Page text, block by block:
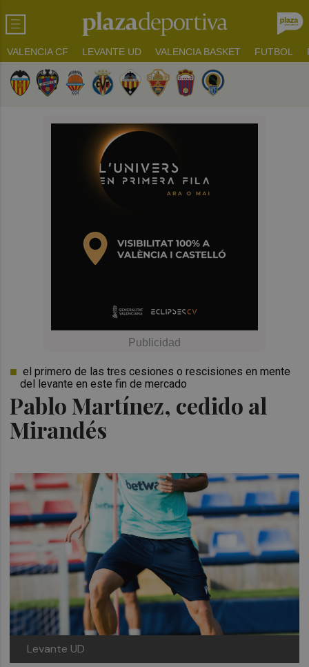
VALENCIA CF LEVANTE UD VALENCIA BASKET FUTBOL
Pablo Martínez, cedido al
Mirandés
el primero de las tres cesiones o rescisiones en mente
del levante en este fin de mercado
Levante UD